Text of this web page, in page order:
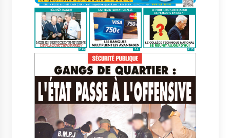
meilleur prêche du vendredi
2 semaines ago
Droit à l’affiliation au régime national de
retraite : Coup d’envoi d’une campagne de
sensibilisation au profit de la communauté
nationale à l’étranger
2 semaines ago
Lancement d’une campagne nationale de
sensibilisation sur la lutte contre le travail
informel
2 semaines ago
Première voiture de course conçue et